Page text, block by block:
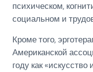
психическом,
социальном и
Кроме того,
Американской
году как